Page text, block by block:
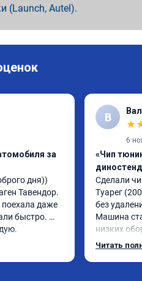
(Launch, Autel).
за
дня))
Тавендор.
даже
быстро.
В
★
6
«Чип
Сделали
Туарег
без
Машина
низких
км/ч при
Читать